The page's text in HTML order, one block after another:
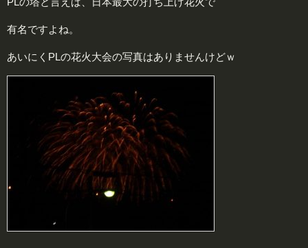
有名ですよね。
あいにくPLの花火大会の写真はありませんけどｗ